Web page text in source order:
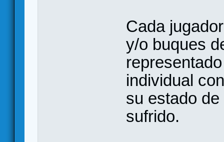
Cada
y/o buques
individual
su estado
sufrido.